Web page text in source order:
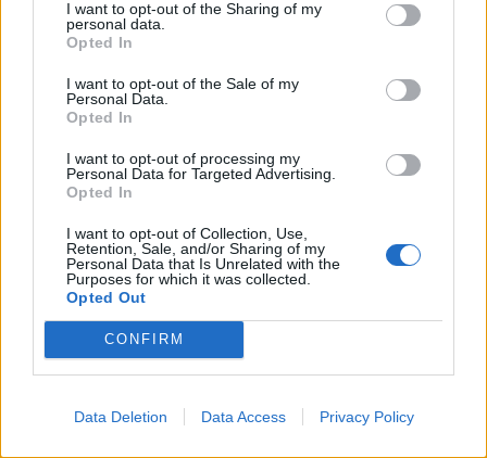
I want to opt-out of the Sharing of my
personal data.
Opted In
I want to opt-out of the Sale of my
Personal Data.
Opted In
I want to opt-out of processing my
Personal Data for Targeted Advertising.
Opted In
I want to opt-out of Collection, Use,
Retention, Sale, and/or Sharing of my
Personal Data that Is Unrelated with the
Purposes for which it was collected.
Opted Out
CONFIRM
Data Deletion Data Access Privacy Policy
cela peut parfois compliquer le choix des vêtements.
Faut-il le cacher ou apprendre à le mettre en valeur ?
En réalité, tout repose sur quelques ajustements
harmonieuse sans renoncer à son style.
ronde ? Des conseils adaptés à votre
morphologie